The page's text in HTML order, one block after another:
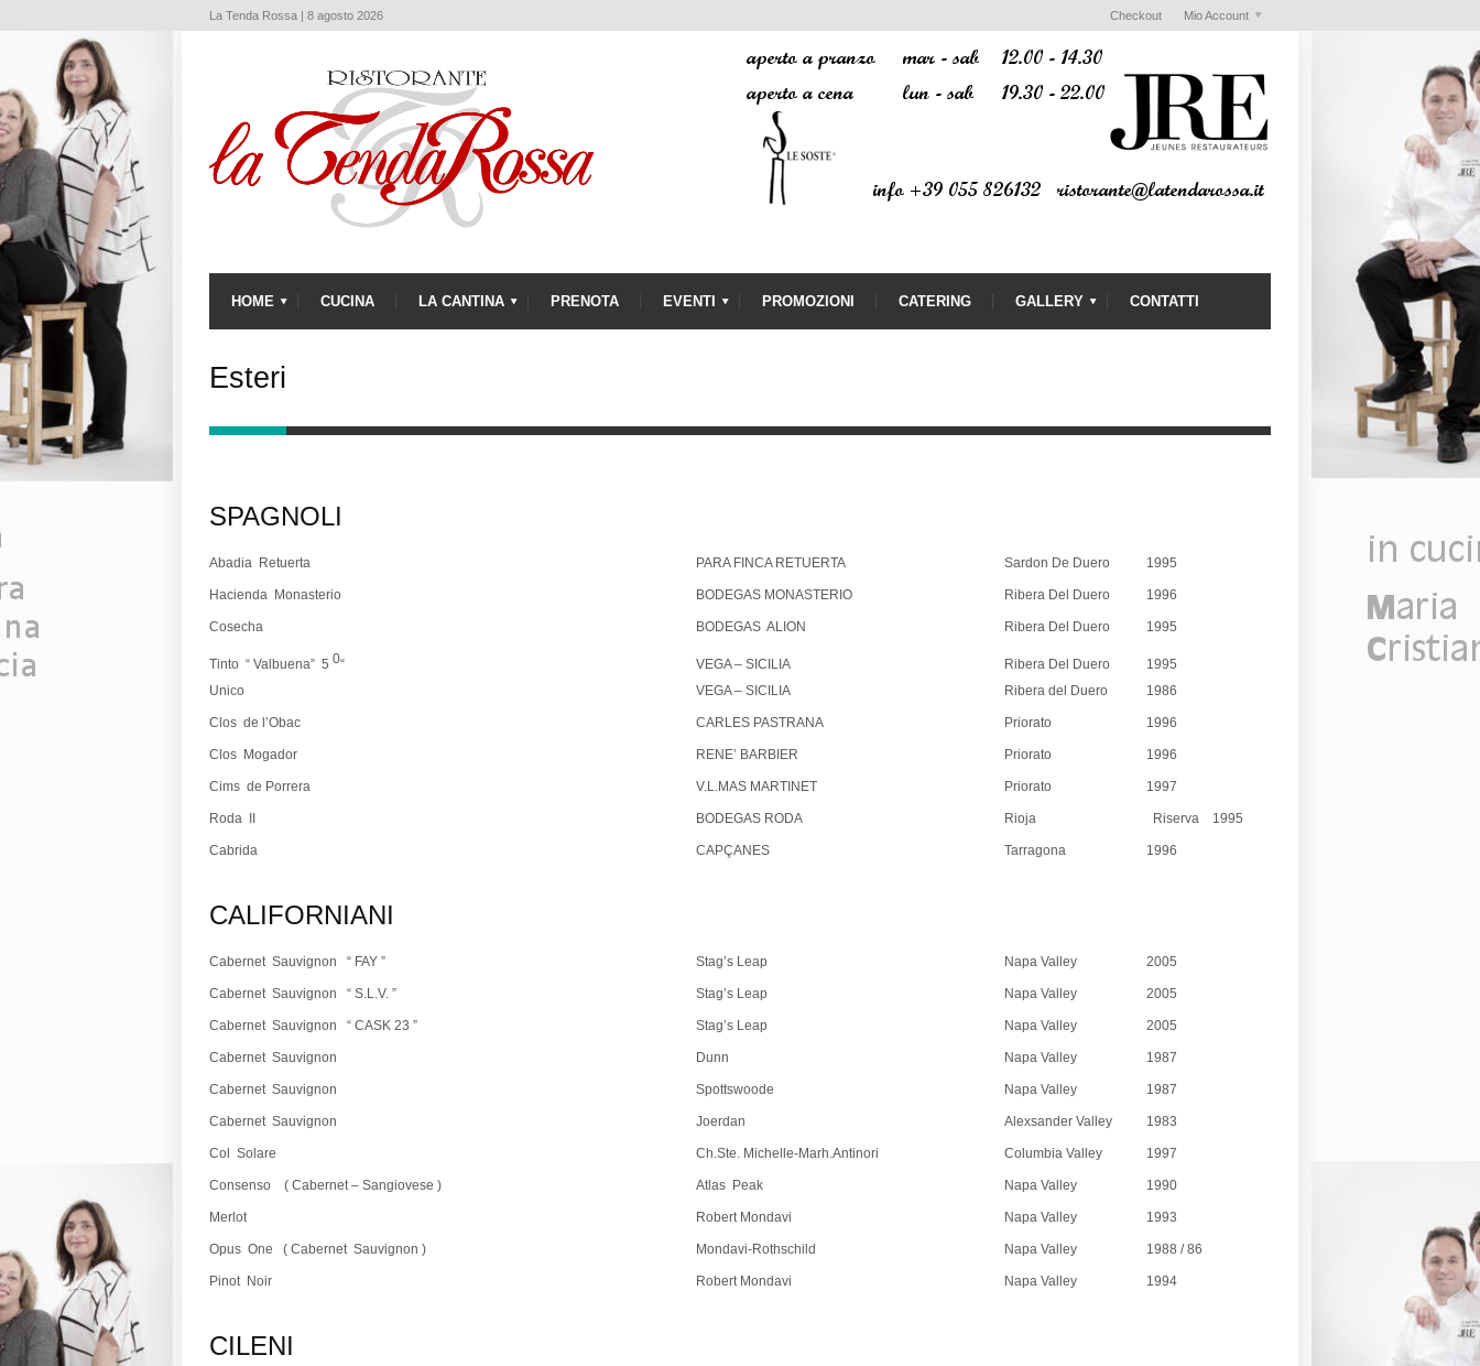
La Tenda Rossa | 8 agosto 2026 Checkout Mio Account
HOME CUCINA LA CANTINA PRENOTA EVENTI PROMOZIONI CATERING GALLERY CONTATTI
Esteri
SPAGNOLI
Abadia Retuerta PARA FINCA RETUERTA Sardon De Duero 1995
Hacienda Monasterio BODEGAS MONASTERIO Ribera Del Duero 1996
Cosecha BODEGAS ALION Ribera Del Duero 1995
Tinto “ Valbuena” 5 0“ VEGA – SICILIA Ribera Del Duero
1995
Unico
VEGA – SICILIA Ribera del Duero 1986
Clos de l’Obac CARLES PASTRANA Priorato 1996
Clos Mogador RENE’ BARBIER Priorato 1996
Cims de Porrera V.L.MAS MARTINET Priorato 1997
Roda BODEGAS RODA Rioja Riserva 1995
Cabrida CAPÇANES Tarragona 1996
CALIFORNIANI
Cabernet Sauvignon “ FAY ” Stag’s Leap Napa Valley 2005
Cabernet Sauvignon “ S.L.V. ” Stag’s Leap Napa Valley 2005
Cabernet Sauvignon “ CASK 23 ” Stag’s Leap Napa Valley 2005
Cabernet Sauvignon Dunn Napa Valley 1987
Cabernet Sauvignon Spottswoode Napa Valley 1987
Cabernet Sauvignon Joerdan Alexsander Valley 1983
Col Solare Ch.Ste. Michelle-Marh.Antinori Columbia Valley 1997
Consenso ( Cabernet – Sangiovese ) Atlas Peak Napa Valley 1990
Merlot Robert Mondavi Napa Valley 1993
Opus One ( Cabernet Sauvignon ) Mondavi-Rothschild Napa Valley 1988 / 86
Pinot Noir Robert Mondavi Napa Valley 1994
CILENI